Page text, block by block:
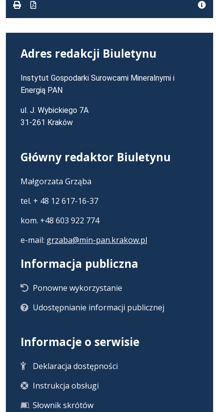
Adres redakcji Biuletynu
Instytut Gospodarki Surowcami Mineralnymi i
Energią PAN
ul. J. Wybickiego 7A
31-261 Kraków
Główny redaktor Biuletynu
Małgorzata Grząba
tel. + 48 12 617-16-37
kom. +48 603 922 774
e-mail: grzaba@min-pan.krakow.pl
Informacja publiczna
Ponowne wykorzystanie
Udostępnianie informacji publicznej
Informacje o serwisie
Deklaracja dostępności
Instrukcja obsługi
Słownik skrótów